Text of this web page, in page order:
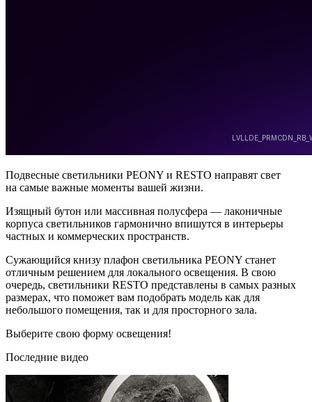
Подвесные светильники PEONY и RESTO направят свет
на самые важные моменты вашей жизни.
Изящный бутон или массивная полусфера — лаконичные
корпуса светильников гармонично впишутся в интерьеры
частных и коммерческих пространств.
Сужающийся книзу плафон светильника PEONY станет
отличным решением для локального освещения. В свою
очередь, светильники RESTO представлены в самых разных
размерах, что поможет вам подобрать модель как для
небольшого помещения, так и для просторного зала.
Выберите свою форму освещения!
Последние видео